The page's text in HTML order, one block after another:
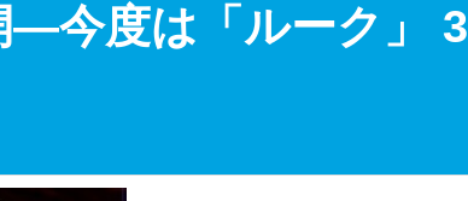
―今度は「ルーク」 3